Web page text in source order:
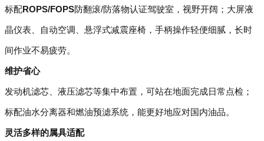
标配ROPS/FOPS防翻滚/防落物认证驾驶室，视野开阔；大屏液
晶仪表、自动空调、悬浮式减震座椅，手柄操作轻便细腻，长时
间作业不易疲劳。
维护省心
发动机滤芯、液压滤芯等集中布置，可站在地面完成日常点检；
标配油水分离器和燃油预滤系统，能更好地应对国内油品。
灵活多样的属具适配